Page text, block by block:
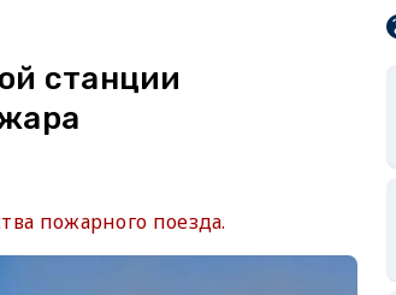
станции
пожарного поезда.